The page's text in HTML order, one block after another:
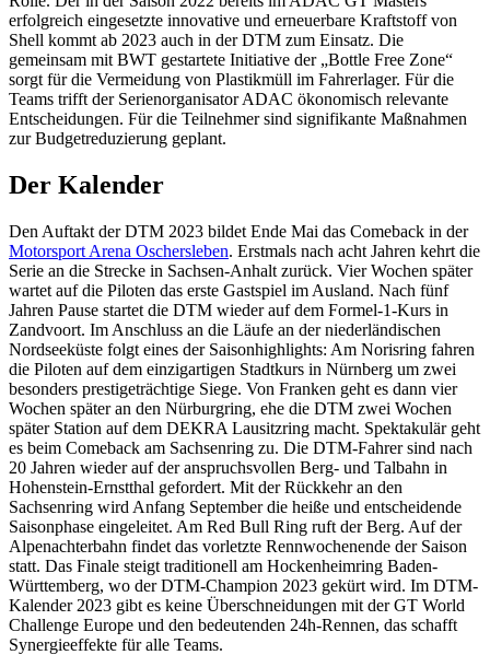
erfolgreich eingesetzte innovative und erneuerbare Kraftstoff von
Shell kommt ab 2023 auch in der DTM zum Einsatz. Die
gemeinsam mit BWT gestartete Initiative der „Bottle Free Zone“
sorgt für die Vermeidung von Plastikmüll im Fahrerlager. Für die
Teams trifft der Serienorganisator ADAC ökonomisch relevante
Entscheidungen. Für die Teilnehmer sind signifikante Maßnahmen
zur Budgetreduzierung geplant.
Der Kalender
Den Auftakt der DTM 2023 bildet Ende Mai das Comeback in der
Motorsport Arena Oschersleben. Erstmals nach acht Jahren kehrt die
Serie an die Strecke in Sachsen-Anhalt zurück. Vier Wochen später
wartet auf die Piloten das erste Gastspiel im Ausland. Nach fünf
Jahren Pause startet die DTM wieder auf dem Formel-1-Kurs in
Zandvoort. Im Anschluss an die Läufe an der niederländischen
Nordseeküste folgt eines der Saisonhighlights: Am Norisring fahren
die Piloten auf dem einzigartigen Stadtkurs in Nürnberg um zwei
besonders prestigeträchtige Siege. Von Franken geht es dann vier
Wochen später an den Nürburgring, ehe die DTM zwei Wochen
später Station auf dem DEKRA Lausitzring macht. Spektakulär geht
es beim Comeback am Sachsenring zu. Die DTM-Fahrer sind nach
20 Jahren wieder auf der anspruchsvollen Berg- und Talbahn in
Hohenstein-Ernstthal gefordert. Mit der Rückkehr an den
Sachsenring wird Anfang September die heiße und entscheidende
Saisonphase eingeleitet. Am Red Bull Ring ruft der Berg. Auf der
Alpenachterbahn findet das vorletzte Rennwochenende der Saison
statt. Das Finale steigt traditionell am Hockenheimring Baden-
Württemberg, wo der DTM-Champion 2023 gekürt wird. Im DTM-
Kalender 2023 gibt es keine Überschneidungen mit der GT World
Challenge Europe und den bedeutenden 24h-Rennen, das schafft
Synergieeffekte für alle Teams.